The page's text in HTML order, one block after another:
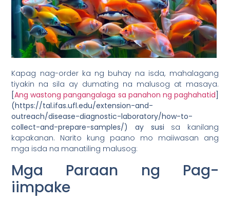
Kapag nag-order ka ng buhay na isda, mahalagang
tiyakin na sila ay dumating na malusog at masaya.
[Ang wastong pangangalaga sa panahon ng paghahatid]
(https://tal.ifas.ufl.edu/extension-and-
outreach/disease-diagnostic-laboratory/how-to-
collect-and-prepare-samples/) ay susi sa kanilang
kapakanan. Narito kung paano mo maiiwasan ang
mga isda na manatiling malusog:
Mga Paraan ng Pag-
iimpake